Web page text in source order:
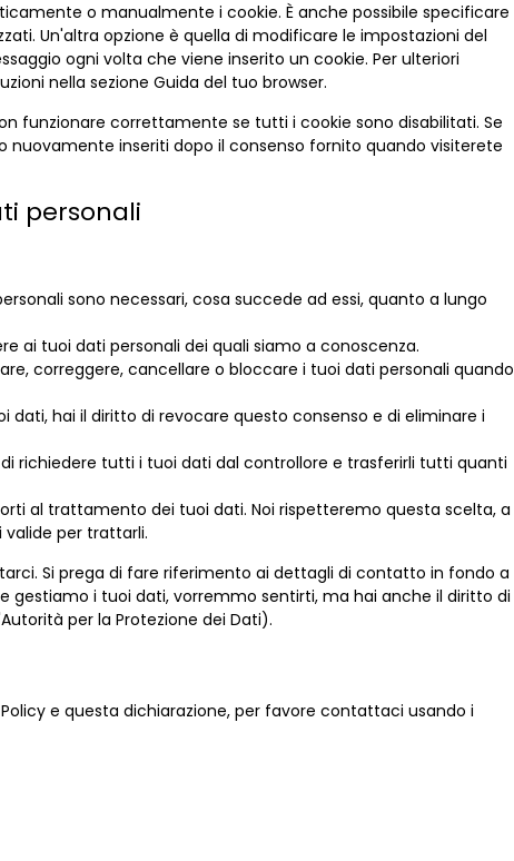
o manualmente i cookie. È anche possibile specificare
Un'altra opzione è quella di modificare le impostazioni del
ogni volta che viene inserito un cookie. Per ulteriori
nella sezione Guida del tuo browser.
funzionare correttamente se tutti i cookie sono disabilitati. Se
nuovamente inseriti dopo il consenso fornito quando visiterete
personali
sono necessari, cosa succede ad essi, quanto a lungo
ai tuoi dati personali dei quali siamo a conoscenza.
correggere, cancellare o bloccare i tuoi dati personali quando
dati, hai il diritto di revocare questo consenso e di eliminare i
richiedere tutti i tuoi dati dal controllore e trasferirli tutti quanti
al trattamento dei tuoi dati. Noi rispetteremo questa scelta, a
per trattarli.
Si prega di fare riferimento ai dettagli di contatto in fondo a
gestiamo i tuoi dati, vorremmo sentirti, ma hai anche il diritto di
per la Protezione dei Dati).
e questa dichiarazione, per favore contattaci usando i